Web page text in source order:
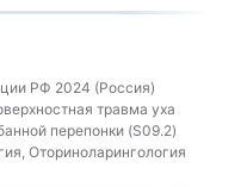
РФ 2024 (Россия)
травма уха
перепонки (S09.2)
Оториноларингология